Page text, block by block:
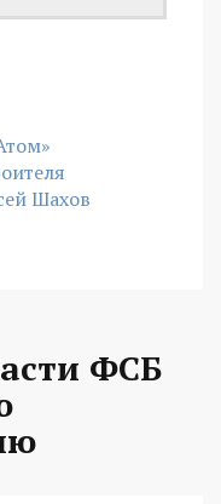
Шахов
ФСБ